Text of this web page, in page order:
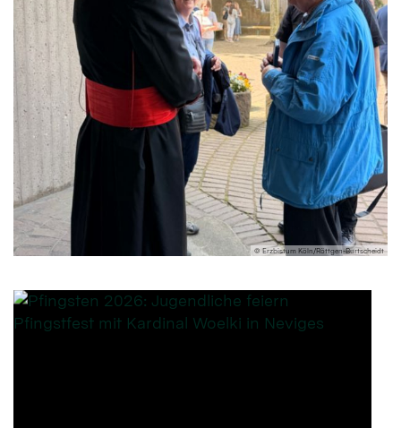
© Erzbistum Köln/Röttgen-Burtscheidt